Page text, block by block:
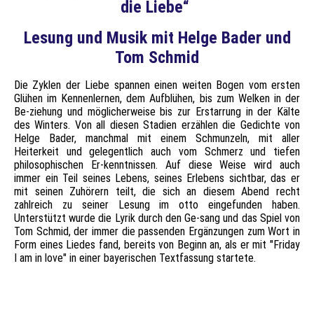
die Liebe“
Lesung und Musik mit Helge Bader und
Tom Schmid
Die Zyklen der Liebe spannen einen weiten Bogen vom ersten
Glühen im Kennenlernen, dem Aufblühen, bis zum Welken in der
Be-ziehung und möglicherweise bis zur Erstarrung in der Kälte
des Winters. Von all diesen Stadien erzählen die Gedichte von
Helge Bader, manchmal mit einem Schmunzeln, mit aller
Heiterkeit und gelegentlich auch vom Schmerz und tiefen
philosophischen Er-kenntnissen. Auf diese Weise wird auch
immer ein Teil seines Lebens, seines Erlebens sichtbar, das er
mit seinen Zuhörern teilt, die sich an diesem Abend recht
zahlreich zu seiner Lesung im otto eingefunden haben.
Unterstützt wurde die Lyrik durch den Ge-sang und das Spiel von
Tom Schmid, der immer die passenden Ergänzungen zum Wort in
Form eines Liedes fand, bereits von Beginn an, als er mit "Friday
I am in love" in einer bayerischen Textfassung startete.